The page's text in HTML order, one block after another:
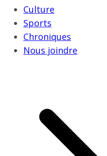
Culture
Sports
Chroniques
Nous joindre